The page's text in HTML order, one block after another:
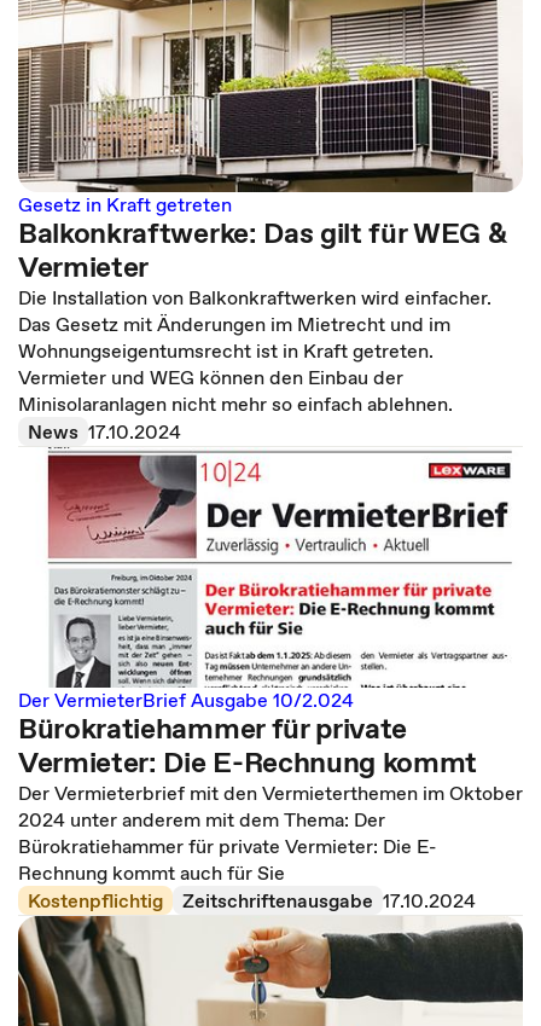
Gesetz in Kraft getreten
Balkonkraftwerke: Das gilt für WEG &
Vermieter
Die Installation von Balkonkraftwerken wird einfacher.
Das Gesetz mit Änderungen im Mietrecht und im
Wohnungseigentumsrecht ist in Kraft getreten.
Vermieter und WEG können den Einbau der
Minisolaranlagen nicht mehr so einfach ablehnen.
News 17.10.2024
Der VermieterBrief Ausgabe 10/2.024
Bürokratiehammer für private
Vermieter: Die E-Rechnung kommt
Der Vermieterbrief mit den Vermieterthemen im Oktober
2024 unter anderem mit dem Thema: Der
Bürokratiehammer für private Vermieter: Die E-
Rechnung kommt auch für Sie
Kostenpflichtig
Zeitschriftenausgabe 17.10.2024